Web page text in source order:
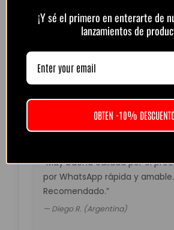
Volveré a comprar seguro.”
“Muy buena calidad por el
por WhatsApp rápida y amable.
Recomendado.”
— Diego R. (Argentina)
¡Y sé el primero en enterarte de
lanzamientos de
OBTEN -10%